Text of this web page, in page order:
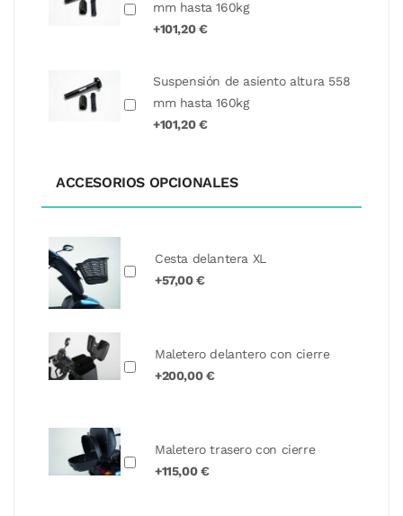
mm hasta 160kg
+101,20 €
Suspensión de asiento altura 558
mm hasta 160kg
+101,20 €
ACCESORIOS OPCIONALES
Cesta delantera XL
+57,00 €
Maletero delantero con cierre
+200,00 €
Maletero trasero con cierre
+115,00 €